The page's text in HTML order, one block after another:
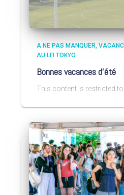
A NE PAS MANQUER
AU LFI TOKYO
Bonnes vacances d’été
This content is restricted